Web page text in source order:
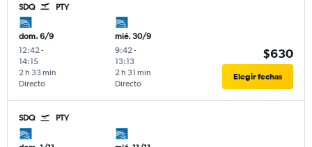
SDQ PTY
dom. 6/9
12:42-
14:15
Directo
2 h 33 min
mié. 30/9
9:42-
13:13
Directo
2 h 31 min
$630
Elegir fechas
SDQ PTY